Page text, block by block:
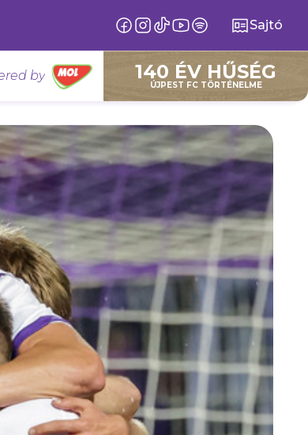
Sajtó
by 140 ÉV HŰSÉG
ÚJPEST FC TÖRTÉNELME